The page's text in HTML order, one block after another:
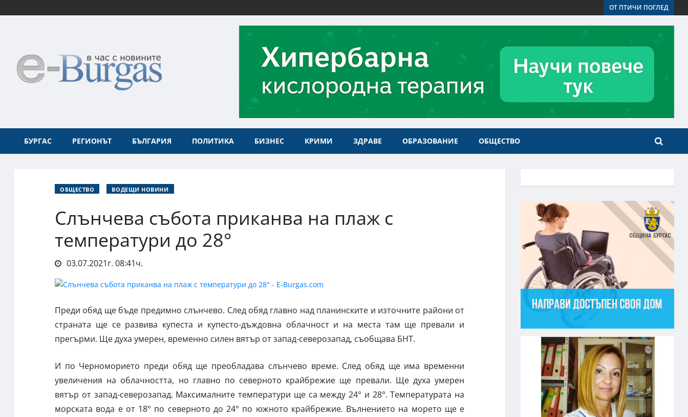
ОТ ПТИЧИ ПОГЛЕД
БУРГАС РЕГИОНЪТ БЪЛГАРИЯ ПОЛИТИКА БИЗНЕС КРИМИ ЗДРАВЕ ОБРАЗОВАНИЕ ОБЩЕСТВО
ОБЩЕСТВО ВОДЕЩИ НОВИНИ
Слънчева събота приканва на плаж с
температури до 28°
03.07.2021г. 08:41ч.
Преди обяд ще бъде предимно слънчево. След обяд главно над планинските и източните райони от
страната ще се развива купеста и купесто-дъждовна облачност и на места там ще превали и
прегърми. Ще духа умерен, временно силен вятър от запад-северозапад, съобщава БНТ.
И по Черноморието преди обяд ще преобладава слънчево време. След обяд ще има временни
увеличения на облачността, но главно по северното крайбрежие ще превали. Ще духа умерен
вятър от запад-северозапад. Максималните температури ще са между 24° и 28°. Температурата на
морската вода е от 18° по северното до 24° по южното крайбрежие. Вълнението на морето ще е